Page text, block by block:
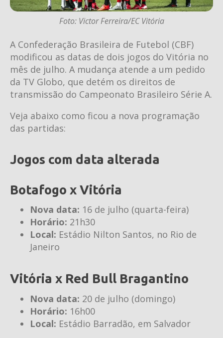
Foto: Victor Ferreira/EC Vitória
A Confederação Brasileira de Futebol (CBF)
modificou as datas de dois jogos do Vitória no
mês de julho. A mudança atende a um pedido
da TV Globo, que detém os direitos de
transmissão do Campeonato Brasileiro Série A.
Veja abaixo como ficou a nova programação
das partidas:
Jogos com data alterada
Botafogo x Vitória
Nova data: 16 de julho (quarta-feira)
Horário: 21h30
Local: Estádio Nilton Santos, no Rio de
Janeiro
Vitória x Red Bull Bragantino
Nova data: 20 de julho (domingo)
Horário: 16h00
Local: Estádio Barradão, em Salvador